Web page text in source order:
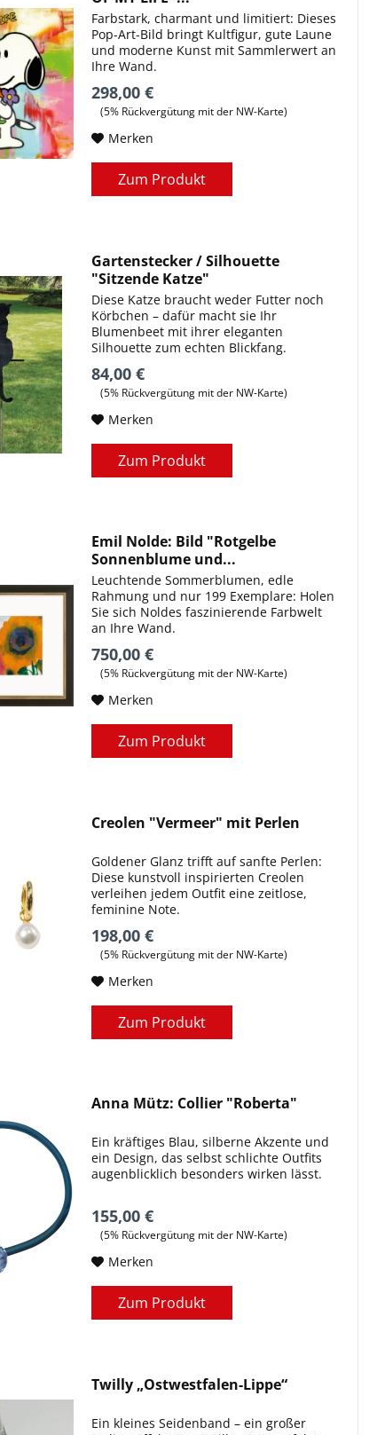
Farbstark, charmant und limitiert: Dieses
Pop-Art-Bild bringt Kultfigur, gute Laune
und moderne Kunst mit Sammlerwert an
Ihre Wand.
298,00 €
(5% Rückvergütung mit der NW-Karte)
Merken
Zum Produkt
Gartenstecker / Silhouette
"Sitzende Katze"
Diese Katze braucht weder Futter noch
Körbchen – dafür macht sie Ihr
Blumenbeet mit ihrer eleganten
Silhouette zum echten Blickfang.
84,00 €
(5% Rückvergütung mit der NW-Karte)
Merken
Zum Produkt
Emil Nolde: Bild "Rotgelbe
Sonnenblume und...
Leuchtende Sommerblumen, edle
Rahmung und nur 199 Exemplare: Holen
Sie sich Noldes faszinierende Farbwelt
an Ihre Wand.
750,00 €
(5% Rückvergütung mit der NW-Karte)
Merken
Zum Produkt
Creolen "Vermeer" mit Perlen
Goldener Glanz trifft auf sanfte Perlen:
Diese kunstvoll inspirierten Creolen
verleihen jedem Outfit eine zeitlose,
feminine Note.
198,00 €
(5% Rückvergütung mit der NW-Karte)
Merken
Zum Produkt
Anna Mütz: Collier "Roberta"
Ein kräftiges Blau, silberne Akzente und
ein Design, das selbst schlichte Outfits
augenblicklich besonders wirken lässt.
155,00 €
(5% Rückvergütung mit der NW-Karte)
Merken
Zum Produkt
Twilly „Ostwestfalen-Lippe“
Ein kleines Seidenband – ein großer